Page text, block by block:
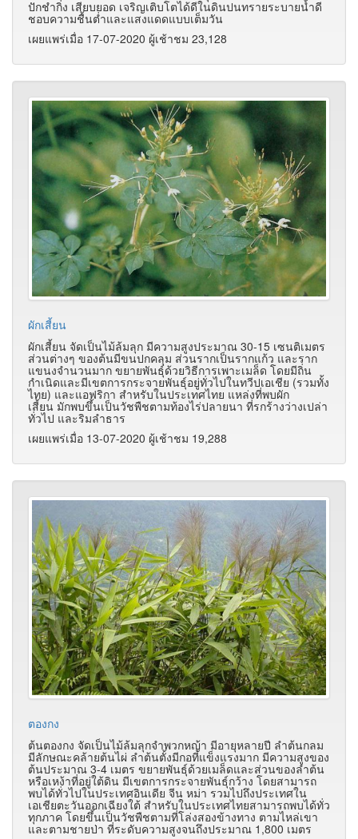
ปักชำกิ่ง เสียบยอด เจริญเติบโตได้ดีในดินปนทรายระบายน้ำดี
ชอบความชื้นต่ำและแสงแดดแบบเต็มวัน
เผยแพร่เมื่อ 17-07-2020 ผู้เช้าชม 23,128
ผักเสี้ยน
ผักเสี้ยน จัดเป็นไม้ล้มลุก มีความสูงประมาณ 30-15 เซนติเมตร
ส่วนต่างๆ ของต้นมีขนปกคลุม ส่วนรากเป็นรากแก้ว และราก
แขนงจำนวนมาก ขยายพันธุ์ด้วยวิธีการเพาะเมล็ด โดยมีถิ่น
กำเนิดและมีเขตการกระจายพันธุ์อยู่ทั่วไปในทวีปเอเชีย (รวมทั้ง
ไทย) และแอฟริกา สำหรับในประเทศไทย แหล่งที่พบผัก
เสี้ยน มักพบขึ้นเป็นวัชพืชตามท้องไร่ปลายนา ที่รกร้างว่างเปล่า
ทั่วไป และริมลำธาร
เผยแพร่เมื่อ 13-07-2020 ผู้เช้าชม 19,288
ตองกง
ต้นตองกง จัดเป็นไม้ล้มลุกจำพวกหญ้า มีอายุหลายปี ลำต้นกลม
มีลักษณะคล้ายต้นไผ่ ลำต้นตั้งมีกอที่แข็งแรงมาก มีความสูงของ
ต้นประมาณ 3-4 เมตร ขยายพันธุ์ด้วยเมล็ดและส่วนของลำต้น
หรือเหง้าที่อยู่ใต้ดิน มีเขตการกระจายพันธุ์กว้าง โดยสามารถ
พบได้ทั่วไปในประเทศอินเดีย จีน หม่า รวมไปถึงประเทศใน
เอเชียตะวันออกเฉียงใต้ สำหรับในประเทศไทยสามารถพบได้ทั่ว
ทุกภาค โดยขึ้นเป็นวัชพืชตามที่โล่งสองข้างทาง ตามไหล่เขา
และตามชายป่า ที่ระดับความสูงจนถึงประมาณ 1,800 เมตร